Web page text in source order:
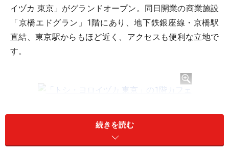
イヅカ 東京」がグランドオープン。同日開業の商業施設
「京橋エドグラン」1階にあり、地下鉄銀座線・京橋駅
直結、東京駅からもほど近く、アクセスも便利な立地で
す。
「トシ・ヨロイヅカ 東京」の1階は売り場と24席のカフ
ェ併設。店内の階段を上っていった2階はデザートコー
続きを読む